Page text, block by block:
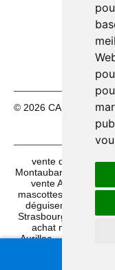
Jeudi 13/
© 2026 CASH
vente
Montauban
vente Accessoires
mascottes à Mulhouse
déguisements
Strasbourg
achat maquillage
Aurillac
achat